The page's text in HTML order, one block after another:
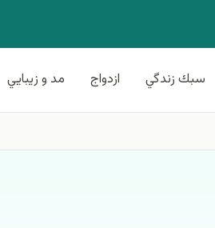
سبك زندگي ازدواج مد و زيبايي